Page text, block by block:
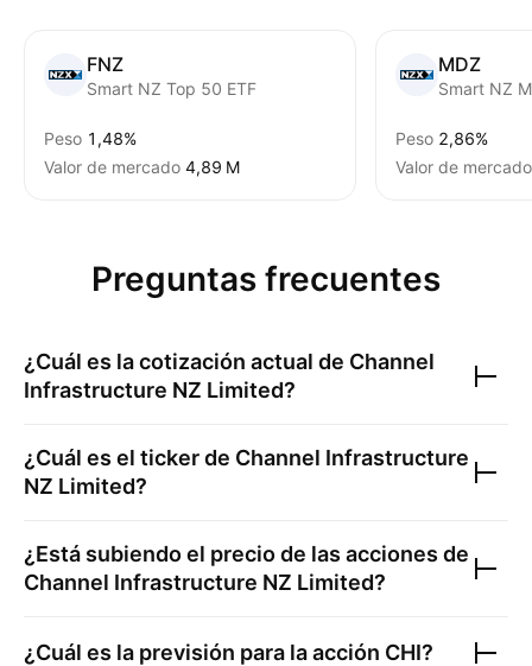
FNZ
Smart NZ Top 50 ETF
Peso 1,48%
Valor de mercado ‪4,89 M‬
MDZ
Smart NZ
Peso 2,86%
Valor de mercado
Preguntas frecuentes
¿Cuál es la cotización actual de Channel
Infrastructure NZ Limited?
¿Cuál es el ticker de Channel Infrastructure
NZ Limited?
¿Está subiendo el precio de las acciones de
Channel Infrastructure NZ Limited?
¿Cuál es la previsión para la acción CHI?